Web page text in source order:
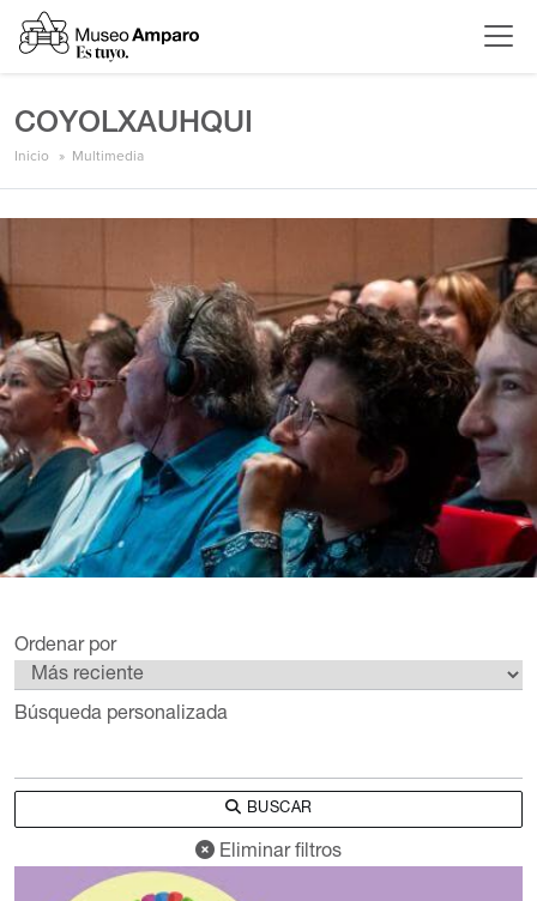
COYOLXAUHQUI
Inicio Multimedia
Ordenar por
Búsqueda personalizada
BUSCAR
Eliminar filtros